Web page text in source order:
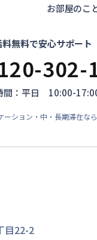
お部屋のこ
無料で安心サポート
302-
間：平日 10:00-
ーション・中・長期滞在
目22-2